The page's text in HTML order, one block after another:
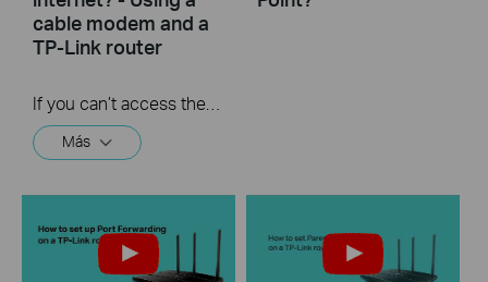
cable modem and a
TP-Link router
Más